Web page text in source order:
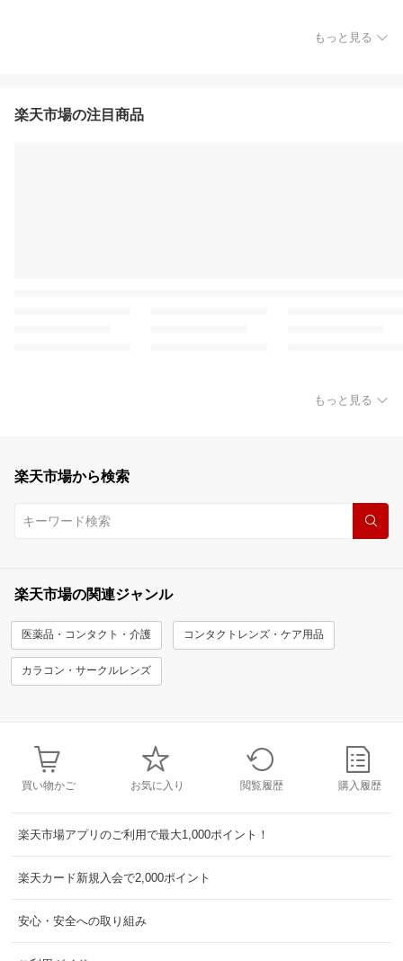
もっと見る
楽天市場の注目商品
もっと見る
楽天市場から検索
楽天市場の関連ジャンル
医薬品・コンタクト・介護 コンタクトレンズ・ケア用品
カラコン・サークルレンズ
買い物かご お気に入り 閲覧履歴 購入履歴
楽天市場アプリのご利用で最大1,000ポイント！
楽天カード新規入会で2,000ポイント
安心・安全への取り組み